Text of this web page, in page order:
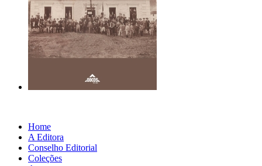
Home
A Editora
Conselho Editorial
Coleções